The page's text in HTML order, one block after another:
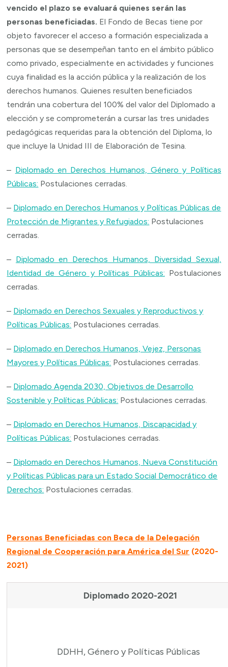
vencido el plazo se evaluará quienes serán las
personas beneficiadas. El Fondo de Becas tiene por
objeto favorecer el acceso a formación especializada a
personas que se desempeñan tanto en el ámbito público
como privado, especialmente en actividades y funciones
cuya finalidad es la acción pública y la realización de los
derechos humanos. Quienes resulten beneficiados
tendrán una cobertura del 100% del valor del Diplomado a
elección y se comprometerán a cursar las tres unidades
pedagógicas requeridas para la obtención del Diploma, lo
que incluye la Unidad III de Elaboración de Tesina.
– Diplomado en Derechos Humanos, Género y Políticas
Públicas: Postulaciones cerradas.
– Diplomado en Derechos Humanos y Políticas Públicas de
Protección de Migrantes y Refugiados: Postulaciones
cerradas.
– Diplomado en Derechos Humanos, Diversidad Sexual,
Identidad de Género y Políticas Públicas: Postulaciones
cerradas.
– Diplomado en Derechos Sexuales y Reproductivos y
Políticas Públicas: Postulaciones cerradas.
– Diplomado en Derechos Humanos, Vejez, Personas
Mayores y Políticas Públicas: Postulaciones cerradas.
– Diplomado Agenda 2030, Objetivos de Desarrollo
Sostenible y Políticas Públicas: Postulaciones cerradas.
– Diplomado en Derechos Humanos, Discapacidad y
Políticas Públicas: Postulaciones cerradas.
– Diplomado en Derechos Humanos, Nueva Constitución
y Políticas Públicas para un Estado Social Democrático de
Derechos: Postulaciones cerradas.
Personas Beneficiadas con Beca de la Delegación
Regional de Cooperación para América del Sur (2020-
2021)
Diplomado 2020-2021
DDHH, Género y Políticas Públicas